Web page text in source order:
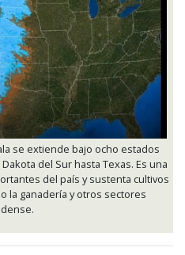
se extiende bajo ocho estados
del Sur hasta Texas. Es una
del país y sustenta cultivos
la ganadería y otros sectores